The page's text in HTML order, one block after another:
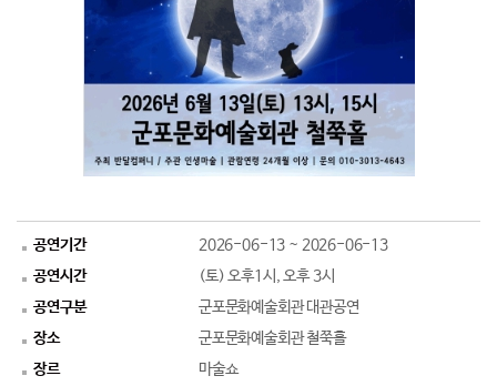
공연기간
2026-06-13 ~ 2026-06-13
공연시간
(토) 오후1시, 오후 3시
공연구분
군포문화예술회관 대관공연
장소
군포문화예술회관 철쭉홀
장르
마술쇼